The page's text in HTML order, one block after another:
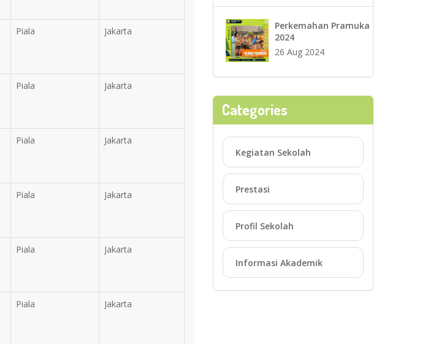
Piala Jakarta
Piala Jakarta
Piala Jakarta
Piala Jakarta
Piala Jakarta
Piala Jakarta
Perkemahan Pramuka
2024
26 Aug 2024
Categories
Kegiatan Sekolah
Prestasi
Profil Sekolah
Informasi Akademik